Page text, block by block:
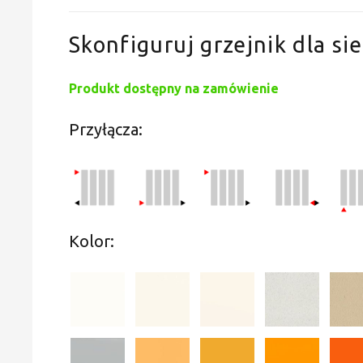
Skonfiguruj grzejnik dla
Produkt dostępny na zamówienie
Przyłącza:
Kolor: